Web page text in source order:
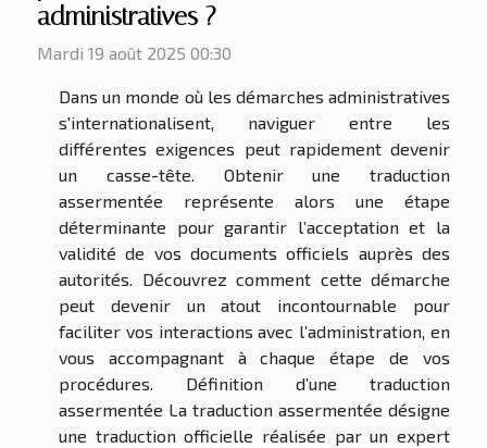
administratives ?
Mardi 19 août 2025 00:30
Dans un monde où les démarches administratives
s'internationalisent, naviguer entre les
différentes exigences peut rapidement devenir
un casse-tête. Obtenir une traduction
assermentée représente alors une étape
déterminante pour garantir l’acceptation et la
validité de vos documents officiels auprès des
autorités. Découvrez comment cette démarche
peut devenir un atout incontournable pour
faciliter vos interactions avec l’administration, en
vous accompagnant à chaque étape de vos
procédures. Définition d’une traduction
assermentée La traduction assermentée désigne
une traduction officielle réalisée par un expert